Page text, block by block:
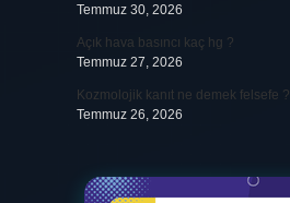
Temmuz 30, 2026
Açık hava basıncı kaç hg ?
Temmuz 27, 2026
Kozmolojik kanıt ne demek felsefe ?
Temmuz 26, 2026